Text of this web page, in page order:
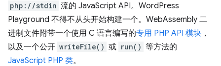
php://stdin 流的 JavaScript API。WordPress
Playground 不得不从头开始构建一个。WebAssembly 二
进制文件附带一个使用 C 语言编写的专用 PHP API 模块 ，
以及一个公开 writeFile() 或 run() 等方法的
JavaScript PHP 类。